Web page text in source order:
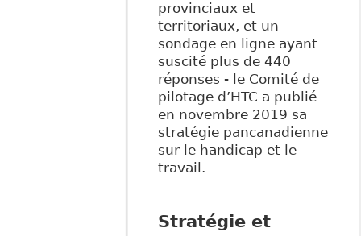
provinciaux et
territoriaux, et un
sondage en ligne ayant
suscité plus de 440
réponses - le Comité de
pilotage d’HTC a publié
en novembre 2019 sa
stratégie pancanadienne
sur le handicap et le
travail.
Stratégie et